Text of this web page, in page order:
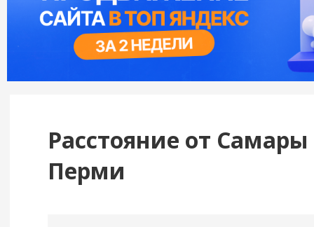
Расстояние от
Перми